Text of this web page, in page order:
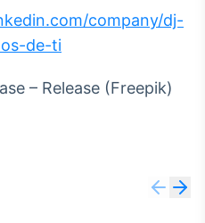
conteúdos
Fundos
company/dj-
de-ti
– Release (Freepik)